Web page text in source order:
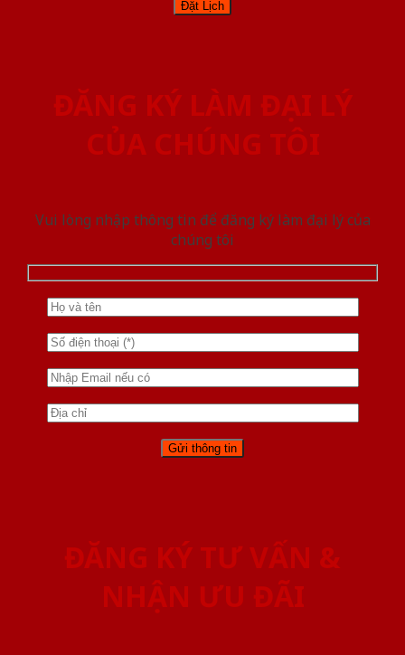
ĐĂNG KÝ LÀM ĐẠI LÝ
CỦA CHÚNG TÔI
Vui lòng nhập thông tin để đăng ký làm đại lý của
chúng tôi
ĐĂNG KÝ TƯ VẤN &
NHẬN ƯU ĐÃI